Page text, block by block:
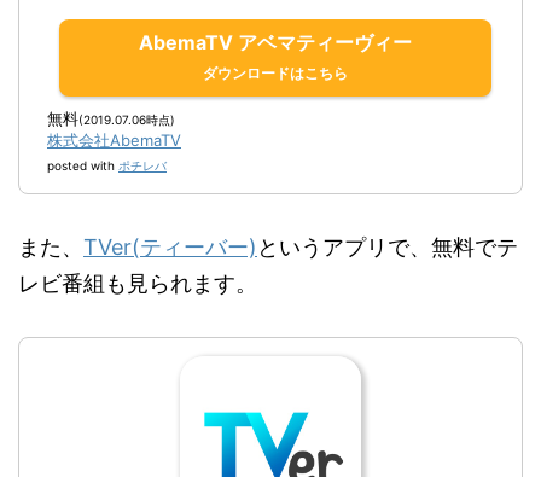
AbemaTV アベマティーヴィー
無料(2019.07.06時点)
株式会社AbemaTV
posted with ポチレバ
また、 TVer(ティーバー) というアプリで、無料でテ
レビ番組も見られます。